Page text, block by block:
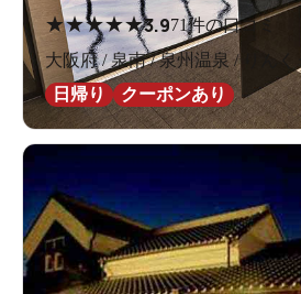
★★★★★3.971件の口コミ
大阪府 / 泉南 / 泉州温泉 / りんく
日帰り
クーポンあり